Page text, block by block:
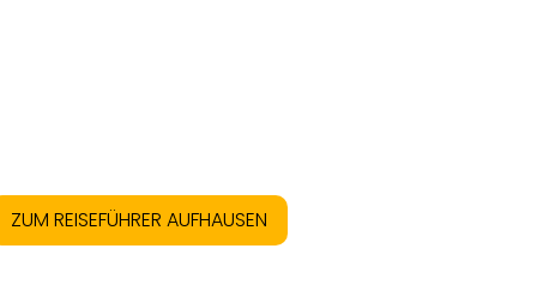
ZUM REISEFÜHRER AUFHAUSEN